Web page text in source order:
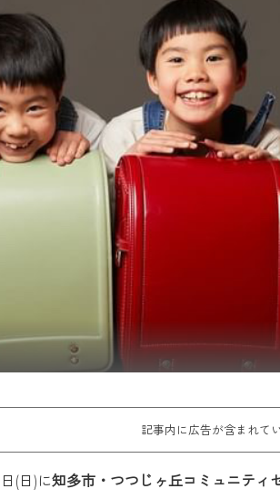
記事内に広告が含まれて
(日)に知多市・つつじヶ丘コミュニティ